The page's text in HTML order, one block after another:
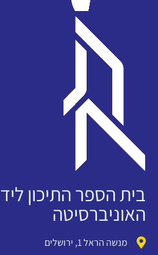
בית הספר התיכון ליד
האוניברסיטה
מנשה הראל 1, ירושלים